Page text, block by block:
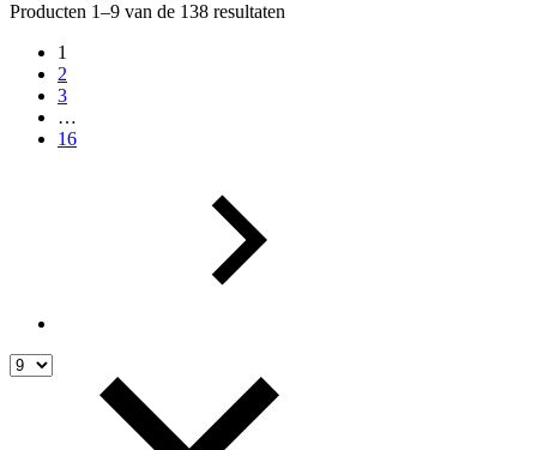
Producten 1–9 van de 138 resultaten
1
2
3
…
16